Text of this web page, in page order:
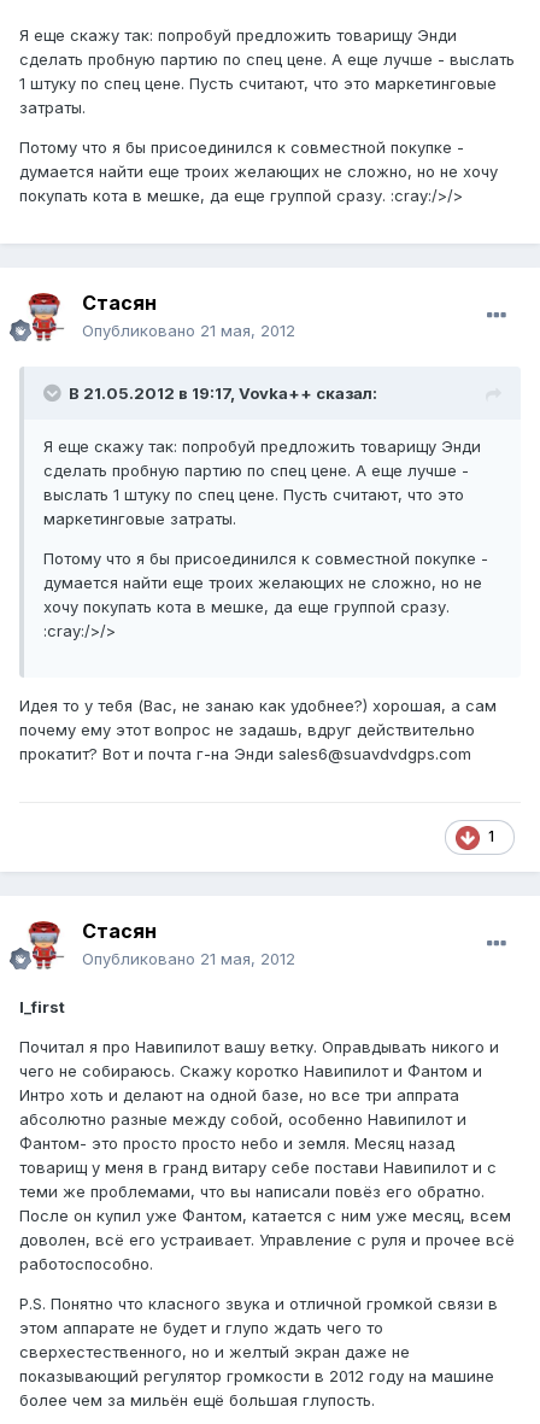
Я еще скажу так: попробуй предложить товарищу Энди
сделать пробную партию по спец цене. А еще лучше - выслать
1 штуку по спец цене. Пусть считают, что это маркетинговые
затраты.
Потому что я бы присоединился к совместной покупке -
думается найти еще троих желающих не сложно, но не хочу
покупать кота в мешке, да еще группой сразу. :cray:/>/>
Стасян
Опубликовано 21 мая, 2012
В 21.05.2012 в 19:17, Vovka++ сказал:
Я еще скажу так: попробуй предложить товарищу Энди
сделать пробную партию по спец цене. А еще лучше -
выслать 1 штуку по спец цене. Пусть считают, что это
маркетинговые затраты.
Потому что я бы присоединился к совместной покупке -
думается найти еще троих желающих не сложно, но не
хочу покупать кота в мешке, да еще группой сразу.
:cray:/>/>
Идея то у тебя (Вас, не занаю как удобнее?) хорошая, а сам
почему ему этот вопрос не задашь, вдруг действительно
прокатит? Вот и почта г-на Энди sales6@suavdvdgps.com
1
Стасян
Опубликовано 21 мая, 2012
I_first
Почитал я про Навипилот вашу ветку. Оправдывать никого и
чего не собираюсь. Скажу коротко Навипилот и Фантом и
Интро хоть и делают на одной базе, но все три аппрата
абсолютно разные между собой, особенно Навипилот и
Фантом- это просто просто небо и земля. Месяц назад
товарищ у меня в гранд витару себе постави Навипилот и с
теми же проблемами, что вы написали повёз его обратно.
После он купил уже Фантом, катается с ним уже месяц, всем
доволен, всё его устраивает. Управление с руля и прочее всё
работоспособно.
P.S. Понятно что класного звука и отличной громкой связи в
этом аппарате не будет и глупо ждать чего то
сверхестественного, но и желтый экран даже не
показывающий регулятор громкости в 2012 году на машине
более чем за мильён ещё большая глупость.